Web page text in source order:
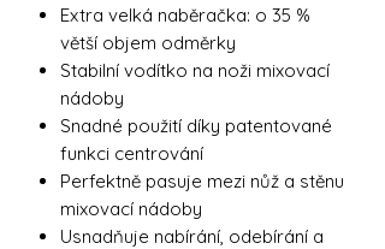
Extra velká naběračka: o 35 %
větší objem odměrky
Stabilní vodítko na noži mixovací
nádoby
Snadné použití díky patentované
funkci centrování
Perfektně pasuje mezi nůž a stěnu
mixovací nádoby
Usnadňuje nabírání, odebírání a